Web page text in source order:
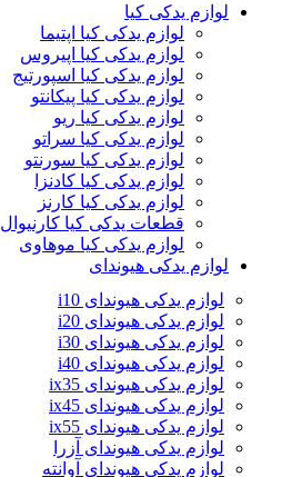
لوازم یدکی کیا
لوازم یدکی کیا اپتیما
لوازم یدکی کیا اپیروس
لوازم یدکی کیا اسپورتیج
لوازم یدکی کیا پیکانتو
لوازم یدکی کیا ریو
لوازم یدکی کیا سراتو
لوازم یدکی کیا سورنتو
لوازم یدکی کیا کادنزا
لوازم یدکی کیا کارنز
قطعات یدکی کیا کارنیوال
لوازم یدکی کیا موهاوی
لوازم یدکی هیوندای
لوازم یدکی هیوندای i10
لوازم یدکی هیوندای i20
لوازم یدکی هیوندای i30
لوازم یدکی هیوندای i40
لوازم یدکی هیوندای ix35
لوازم یدکی هیوندای ix45
لوازم یدکی هیوندای ix55
لوازم یدکی هیوندای آزرا
لوازم یدکی هیوندای آوانته